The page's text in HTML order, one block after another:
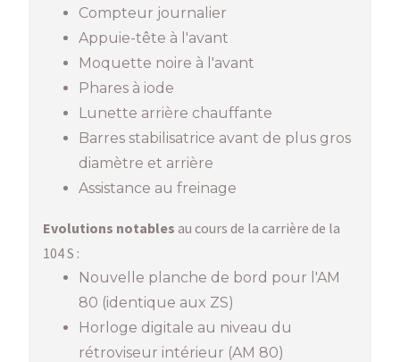
Compteur journalier
Appuie-tête à l'avant
Moquette noire à l'avant
Phares à iode
Lunette arrière chauffante
Barres stabilisatrice avant de plus gros
diamètre et arrière
Assistance au freinage
Evolutions notables au cours de la carrière de la
104 S :
Nouvelle planche de bord pour l'AM
80 (identique aux ZS)
Horloge digitale au niveau du
rétroviseur intérieur (AM 80)